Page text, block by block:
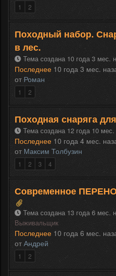
1 2
Походный набор.
в лес.
Тема создана 10 года 3 мес.
Последнее 10 года 3 мес.
от Роман
1 2
Походная снаряга
Тема создана 12 года 10 мес.
Последнее 10 года 4 мес.
от Максим Толбузин
1 2 3 4
Современное
Тема создана 13 года 6 мес.
Выживальщик
Последнее 10 года 6 мес.
от Андрей
1 2